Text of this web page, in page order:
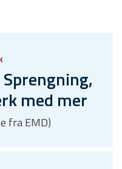
med mer
fra EMD)